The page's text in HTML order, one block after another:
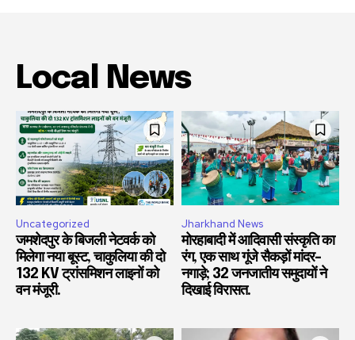
Local News
Uncategorized
जमशेदपुर के बिजली नेटवर्क को
मिलेगा नया बूस्ट, चाकुलिया की दो
132 KV ट्रांसमिशन लाइनों को
वन मंजूरी.
Jharkhand News
मोरहाबादी में आदिवासी संस्कृति का
रंग, एक साथ गूंजे सैकड़ों मांदर-
नगाड़े; 32 जनजातीय समुदायों ने
दिखाई विरासत.